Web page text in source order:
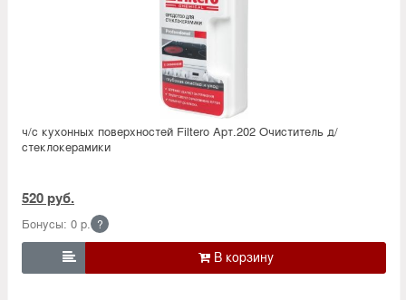
ч/с кухонных поверхностей Filtero Арт.202 Очиститель д/
стеклокерамики
520 руб.
Бонусы: 0 р. ?
